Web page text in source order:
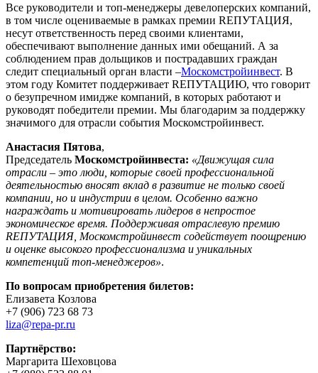
Все руководители и топ-менеджеры девелоперских компаний,
в том числе оцениваемые в рамках премии RЕПУТАЦИЯ,
несут ответственность перед своими клиентами,
обеспечивают выполнение данных ими обещаний. А за
соблюдением прав дольщиков и пострадавших граждан
следит специальный орган власти –Москомстройинвест. В
этом году Комитет поддерживает RЕПУТАЦИЮ, что говорит
о безупречном имидже компаний, в которых работают и
руководят победители премии. Мы благодарим за поддержку
значимого для отрасли события Москомстройинвест.
Анастасия Пятова,
Председатель Москомстройинвеста: «Движущая сила
отрасли – это люди, которые своей профессиональной
деятельностью вносят вклад в развитие не только своей
компании, но и индустрии в целом. Особенно важно
награждать и мотивировать лидеров в непростое
экономическое время. Поддерживая отраслевую премию
RЕПУТАЦИЯ, Москомстройинвест содействует поощрению
и оценке высокого профессионализма и уникальных
компетенций топ-менеджеров».
По вопросам приобретения билетов:
Елизавета Козлова
+7 (906) 723 68 73
liza@repa-pr.ru
Партнёрство:
Маргарита Шеховцова